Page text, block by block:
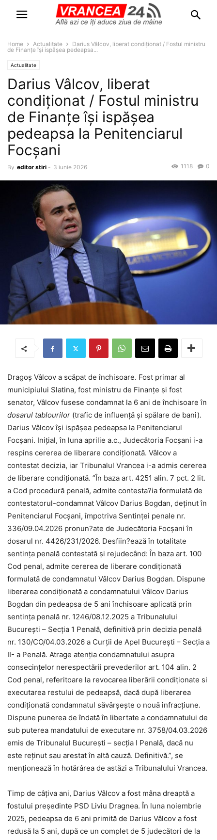
Home Actualitate
Darius Vâlcov, liberat condiționat / Fostul ministru
de Finanțe își ispășea pedeapsa...
Actualitate
Darius Vâlcov, liberat
condiționat / Fostul ministru
de Finanțe își ispășea
pedeapsa la Penitenciarul
Focșani
By editor stiri - 3 iunie 2026 0
1118
Dragoș Vâlcov a scăpat de închisoare. Fost primar al
municipiului Slatina, fost ministru de Finanțe și fost
senator, Vâlcov fusese condamnat la 6 ani de închisoare în
dosarul tablourilor (trafic de influență și spălare de bani).
Darius Vâlcov își ispășea pedeapsa la Penitenciarul
Focșani. Inițial, în luna aprilie a.c., Judecătoria Focșani i-a
respins cererea de liberare condiționată. Vâlcov a
contestat decizia, iar Tribunalul Vrancea i-a admis cererea
de liberare condiționată. ”În baza art. 4251 alin. 7 pct. 2 lit.
a Cod procedură penală, admite contesta?ia formulată de
contestatorul-condamnat Vâlcov Darius Bogdan, deţinut în
Penitenciarul Focşani, împotriva Sentinţei penale nr.
336/09.04.2026 pronun?ate de Judecătoria Focşani în
dosarul nr. 4426/231/2026. Desfiin?ează în totalitate
sentința penală contestată şi rejudecând: În baza art. 100
Cod penal, admite cererea de liberare condiționată
formulată de condamnatul Vâlcov Darius Bogdan. Dispune
liberarea condiționată a condamnatului Vâlcov Darius
Bogdan din pedeapsa de 5 ani închisoare aplicată prin
sentința penală nr. 1246/08.12.2025 a Tribunalului
București – Secția 1 Penală, definitivă prin decizia penală
nr. 130/CO/04.03.2026 a Curții de Apel București – Secția a
II- a Penală. Atrage atenţia condamnatului asupra
consecințelor nerespectării prevederilor art. 104 alin. 2
Cod penal, referitoare la revocarea liberării condiționate si
executarea restului de pedeapsă, dacă după liberarea
condiționată condamnatul săvârșește o nouă infracțiune.
Dispune punerea de îndată în libertate a condamnatului de
sub puterea mandatului de executare nr. 3758/04.03.2026
emis de Tribunalul București – secția I Penală, dacă nu
este reținut sau arestat în altă cauză. Definitivă.”, se
menționează în hotărârea de astăzi a Tribunalului Vrancea.
Timp de câțiva ani, Darius Vâlcov a fost mâna dreaptă a
fostului președinte PSD Liviu Dragnea. În luna noiembrie
2025, pedeapsa de 6 ani primită de Darius Vâlcov a fost
redusă la 5 ani, după ce un complet de 5 judecători de la